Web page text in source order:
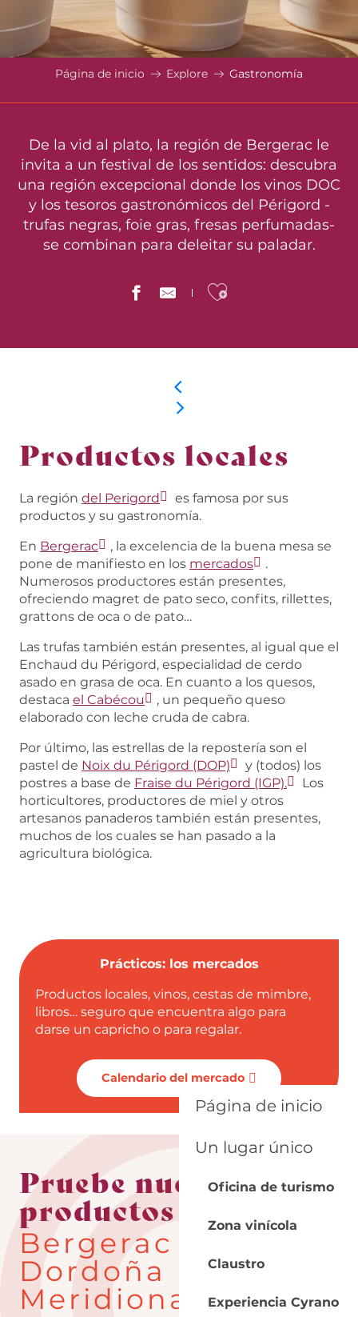
Página de inicio
Un lugar único
Oficina de turismo
Zona vinícola
Claustro
Experiencia Cyrano
Página de inicio Explore Gastronomía
De la vid al plato, la región de Bergerac le
invita a un festival de los sentidos: descubra
una región excepcional donde los vinos DOC
y los tesoros gastronómicos del Périgord -
trufas negras, foie gras, fresas perfumadas-
se combinan para deleitar su paladar.
Ajouter
Productos locales
La región del Perigord
es famosa por sus
productos y su gastronomía.
En Bergerac
, la excelencia de la buena mesa se
pone de manifiesto en los mercados
.
Numerosos productores están presentes,
ofreciendo magret de pato seco, confits, rillettes,
grattons de oca o de pato…
Las trufas también están presentes, al igual que el
Enchaud du Périgord, especialidad de cerdo
asado en grasa de oca. En cuanto a los quesos,
destaca el Cabécou
, un pequeño queso
elaborado con leche cruda de cabra.
Por último, las estrellas de la repostería son el
pastel de Noix du Périgord (DOP)
y (todos) los
postres a base de Fraise du Périgord (IGP).
Los
horticultores, productores de miel y otros
artesanos panaderos también están presentes,
muchos de los cuales se han pasado a la
agricultura biológica.
Prácticos: los mercados
Productos locales, vinos, cestas de mimbre,
libros… seguro que encuentra algo para
darse un capricho o para regalar.
Calendario del mercado
Pruebe nuestros
productos
Bergerac -
Dordoña
Meridional